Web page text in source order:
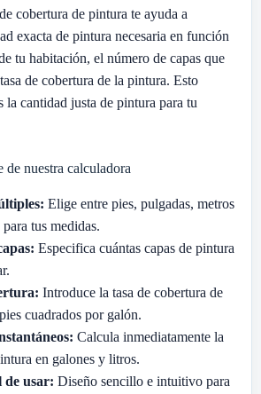
cobertura de pintura te ayuda a
exacta de pintura necesaria en función
tu habitación, el número de capas que
de cobertura de la pintura. Esto
la cantidad justa de pintura para tu
de nuestra calculadora
Elige entre pies, pulgadas, metros
tus medidas.
Especifica cuántas capas de pintura
Introduce la tasa de cobertura de
cuadrados por galón.
Calcula inmediatamente la
en galones y litros.
de usar: Diseño sencillo e intuitivo para